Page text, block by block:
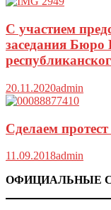
С участием
заседания Бюро
20.11.2020admin
Сделаем
11.09.2018admin
ОФИЦИАЛЬНЫЕ